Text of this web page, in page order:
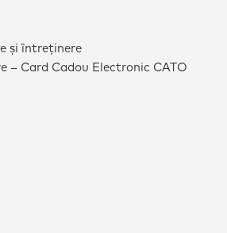
și întreținere
– Card Cadou Electronic CATO